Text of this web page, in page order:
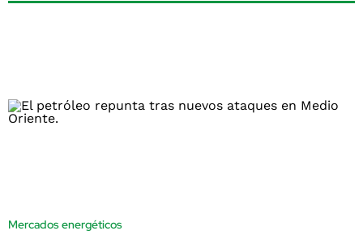
Mercados energéticos